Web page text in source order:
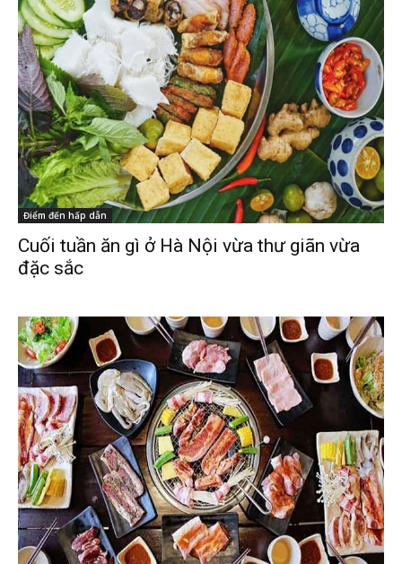
Điểm đến hấp dẫn
Cuối tuần ăn gì ở Hà Nội vừa thư giãn vừa
đặc sắc